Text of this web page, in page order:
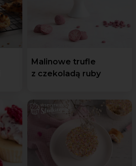
Malinowe trufle
z czekoladą ruby